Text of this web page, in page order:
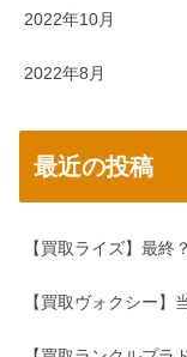
2022年10月
2022年8月
最近の投稿
【買取ライズ】最終
【買取ヴォクシー】